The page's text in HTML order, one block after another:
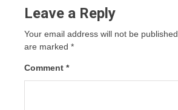
Leave a Reply
Your email address will not be published.
are marked *
Comment *